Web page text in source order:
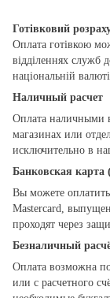
Готівковий
Оплата готівкою
відділеннях служб
національній
Наличный расчет
Оплата наличными
магазинах или
исключительно в
Банковская карта
Вы можете
Mastercard,
проходят через
Безналичный
Оплата возможна
или с расчетного